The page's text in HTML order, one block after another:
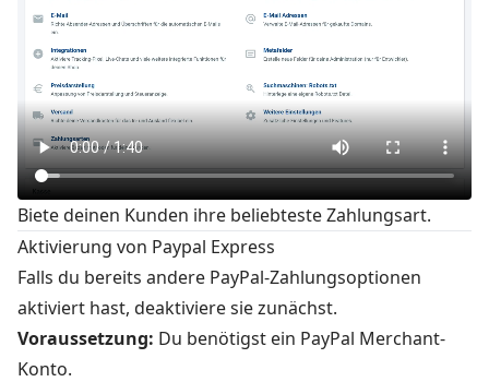
Biete deinen Kunden ihre beliebteste Zahlungsart.
Aktivierung von Paypal Express
Falls du bereits andere PayPal-Zahlungsoptionen
aktiviert hast, deaktiviere sie zunächst.
Voraussetzung: Du benötigst ein PayPal Merchant-
Konto.